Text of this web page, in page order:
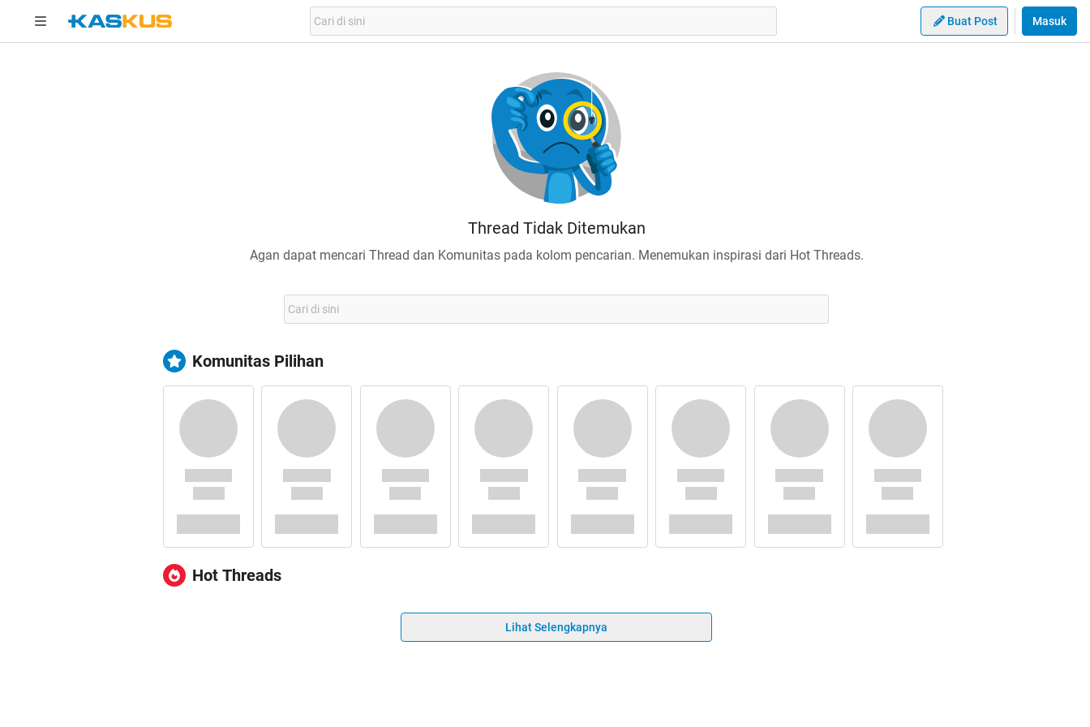
Buat Post Masuk
Thread Tidak Ditemukan
Agan dapat mencari Thread dan Komunitas pada kolom pencarian. Menemukan inspirasi dari Hot Threads.
Komunitas Pilihan
Hot Threads
Lihat Selengkapnya